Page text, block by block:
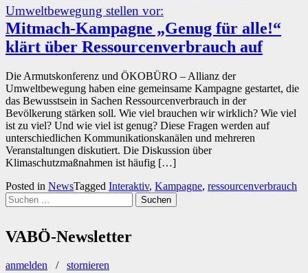
Umweltbewegung stellen vor:
Mitmach-Kampagne „Genug für alle!“
klärt über Ressourcenverbrauch auf
Die Armutskonferenz und ÖKOBÜRO – Allianz der
Umweltbewegung haben eine gemeinsame Kampagne gestartet, die
das Bewusstsein in Sachen Ressourcenverbrauch in der
Bevölkerung stärken soll. Wie viel brauchen wir wirklich? Wie viel
ist zu viel? Und wie viel ist genug? Diese Fragen werden auf
unterschiedlichen Kommunikationskanälen und mehreren
Veranstaltungen diskutiert. Die Diskussion über
Klimaschutzmaßnahmen ist häufig […]
Posted in NewsTagged Interaktiv, Kampagne, ressourcenverbrauch
Suchen
nach:
VABÖ-Newsletter
anmelden / stornieren